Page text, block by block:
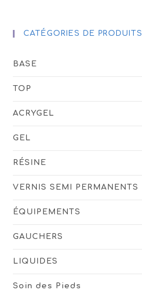
CATÉGORIES DE PRODUITS
BASE
TOP
ACRYGEL
GEL
RÉSINE
VERNIS SEMI PERMANENTS
ÉQUIPEMENTS
GAUCHERS
LIQUIDES
Soin des Pieds